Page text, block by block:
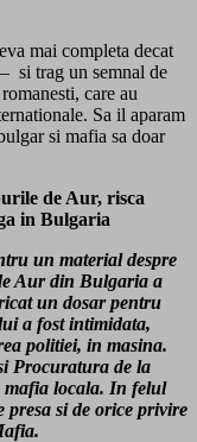
mai completa decat
– si trag un semnal de
care au
Sa il aparam
si mafia sa doar
de Aur, risca
in Bulgaria
un material despre
Aur din Bulgaria a
un dosar pentru
a fost intimidata,
politiei, in masina.
Procuratura de la
mafia locala. In felul
presa si de orice privire